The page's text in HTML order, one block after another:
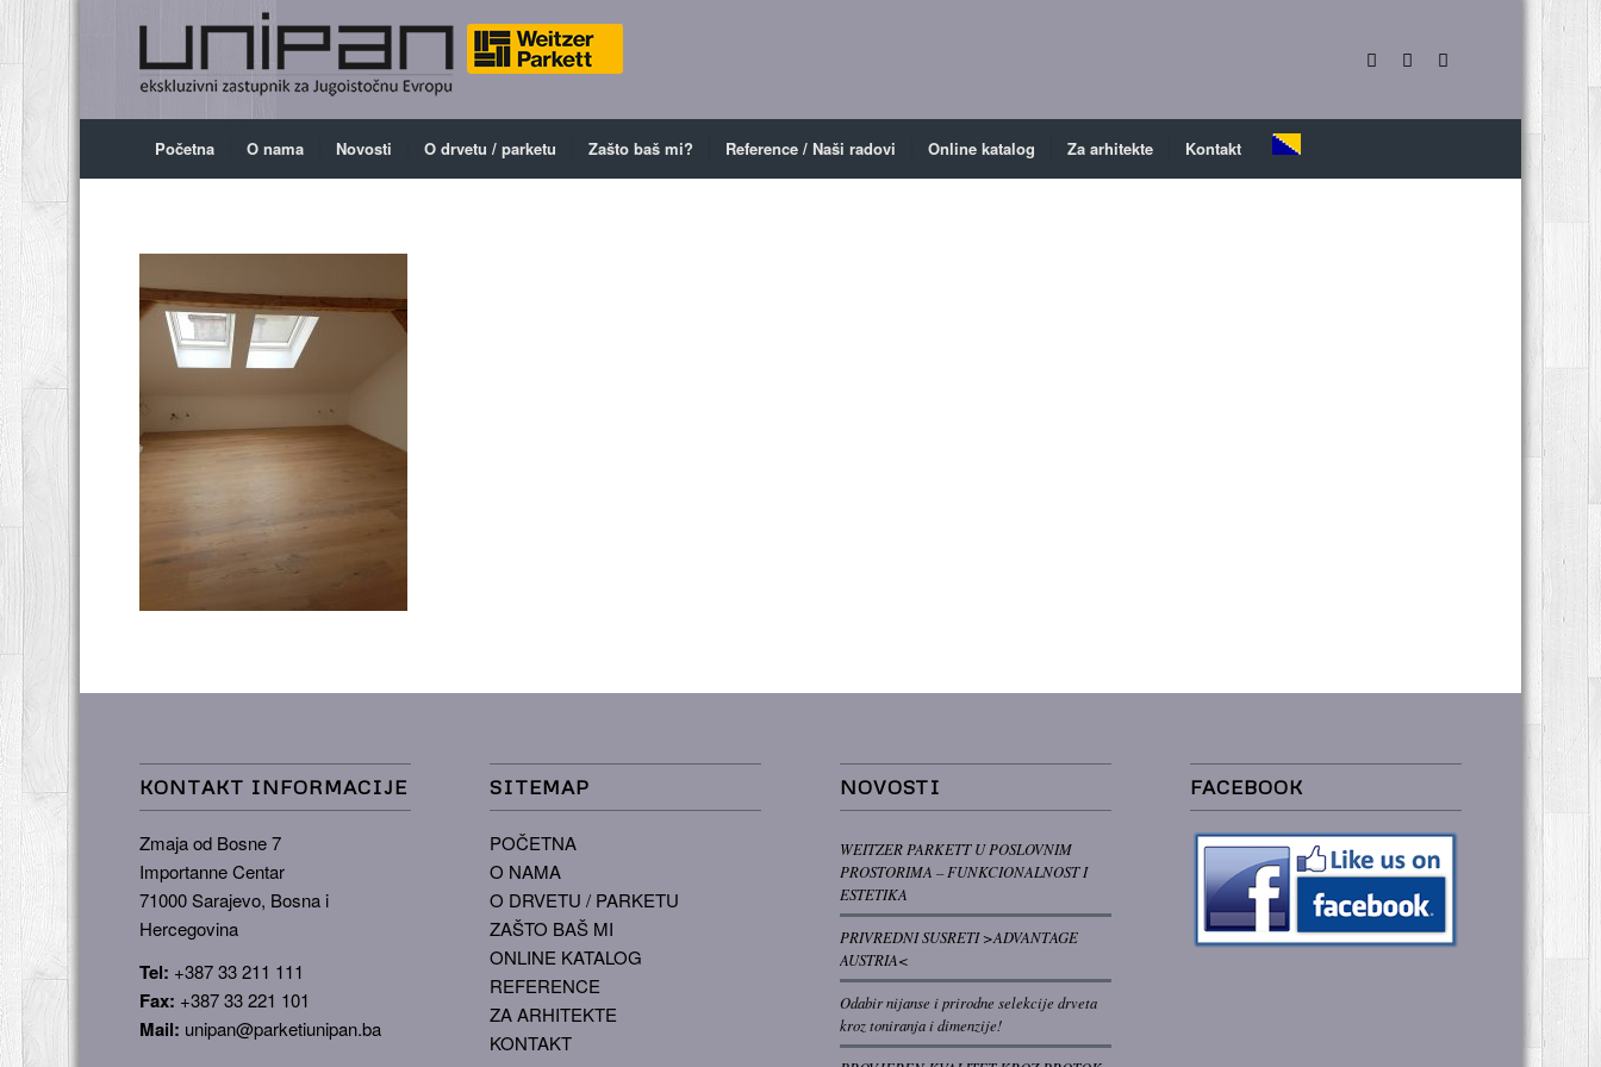
Početna O nama Novosti O drvetu / parketu Zašto baš mi? Reference / Naši radovi Online katalog Za arhitekte Kontakt
KONTAKT INFORMACIJE
Zmaja od Bosne 7
Importanne Centar
71000 Sarajevo, Bosna i
Hercegovina
Tel: +387 33 211 111
Fax: +387 33 221 101
Mail: unipan@parketiunipan.ba
SITEMAP
POČETNA
O NAMA
O DRVETU / PARKETU
ZAŠTO BAŠ MI
ONLINE KATALOG
REFERENCE
ZA ARHITEKTE
KONTAKT
NOVOSTI
WEITZER PARKETT U POSLOVNIM
PROSTORIMA – FUNKCIONALNOST I
ESTETIKA
PRIVREDNI SUSRETI >ADVANTAGE
AUSTRIA<
Odabir nijanse i prirodne selekcije drveta
kroz toniranja i dimenzije!
FACEBOOK